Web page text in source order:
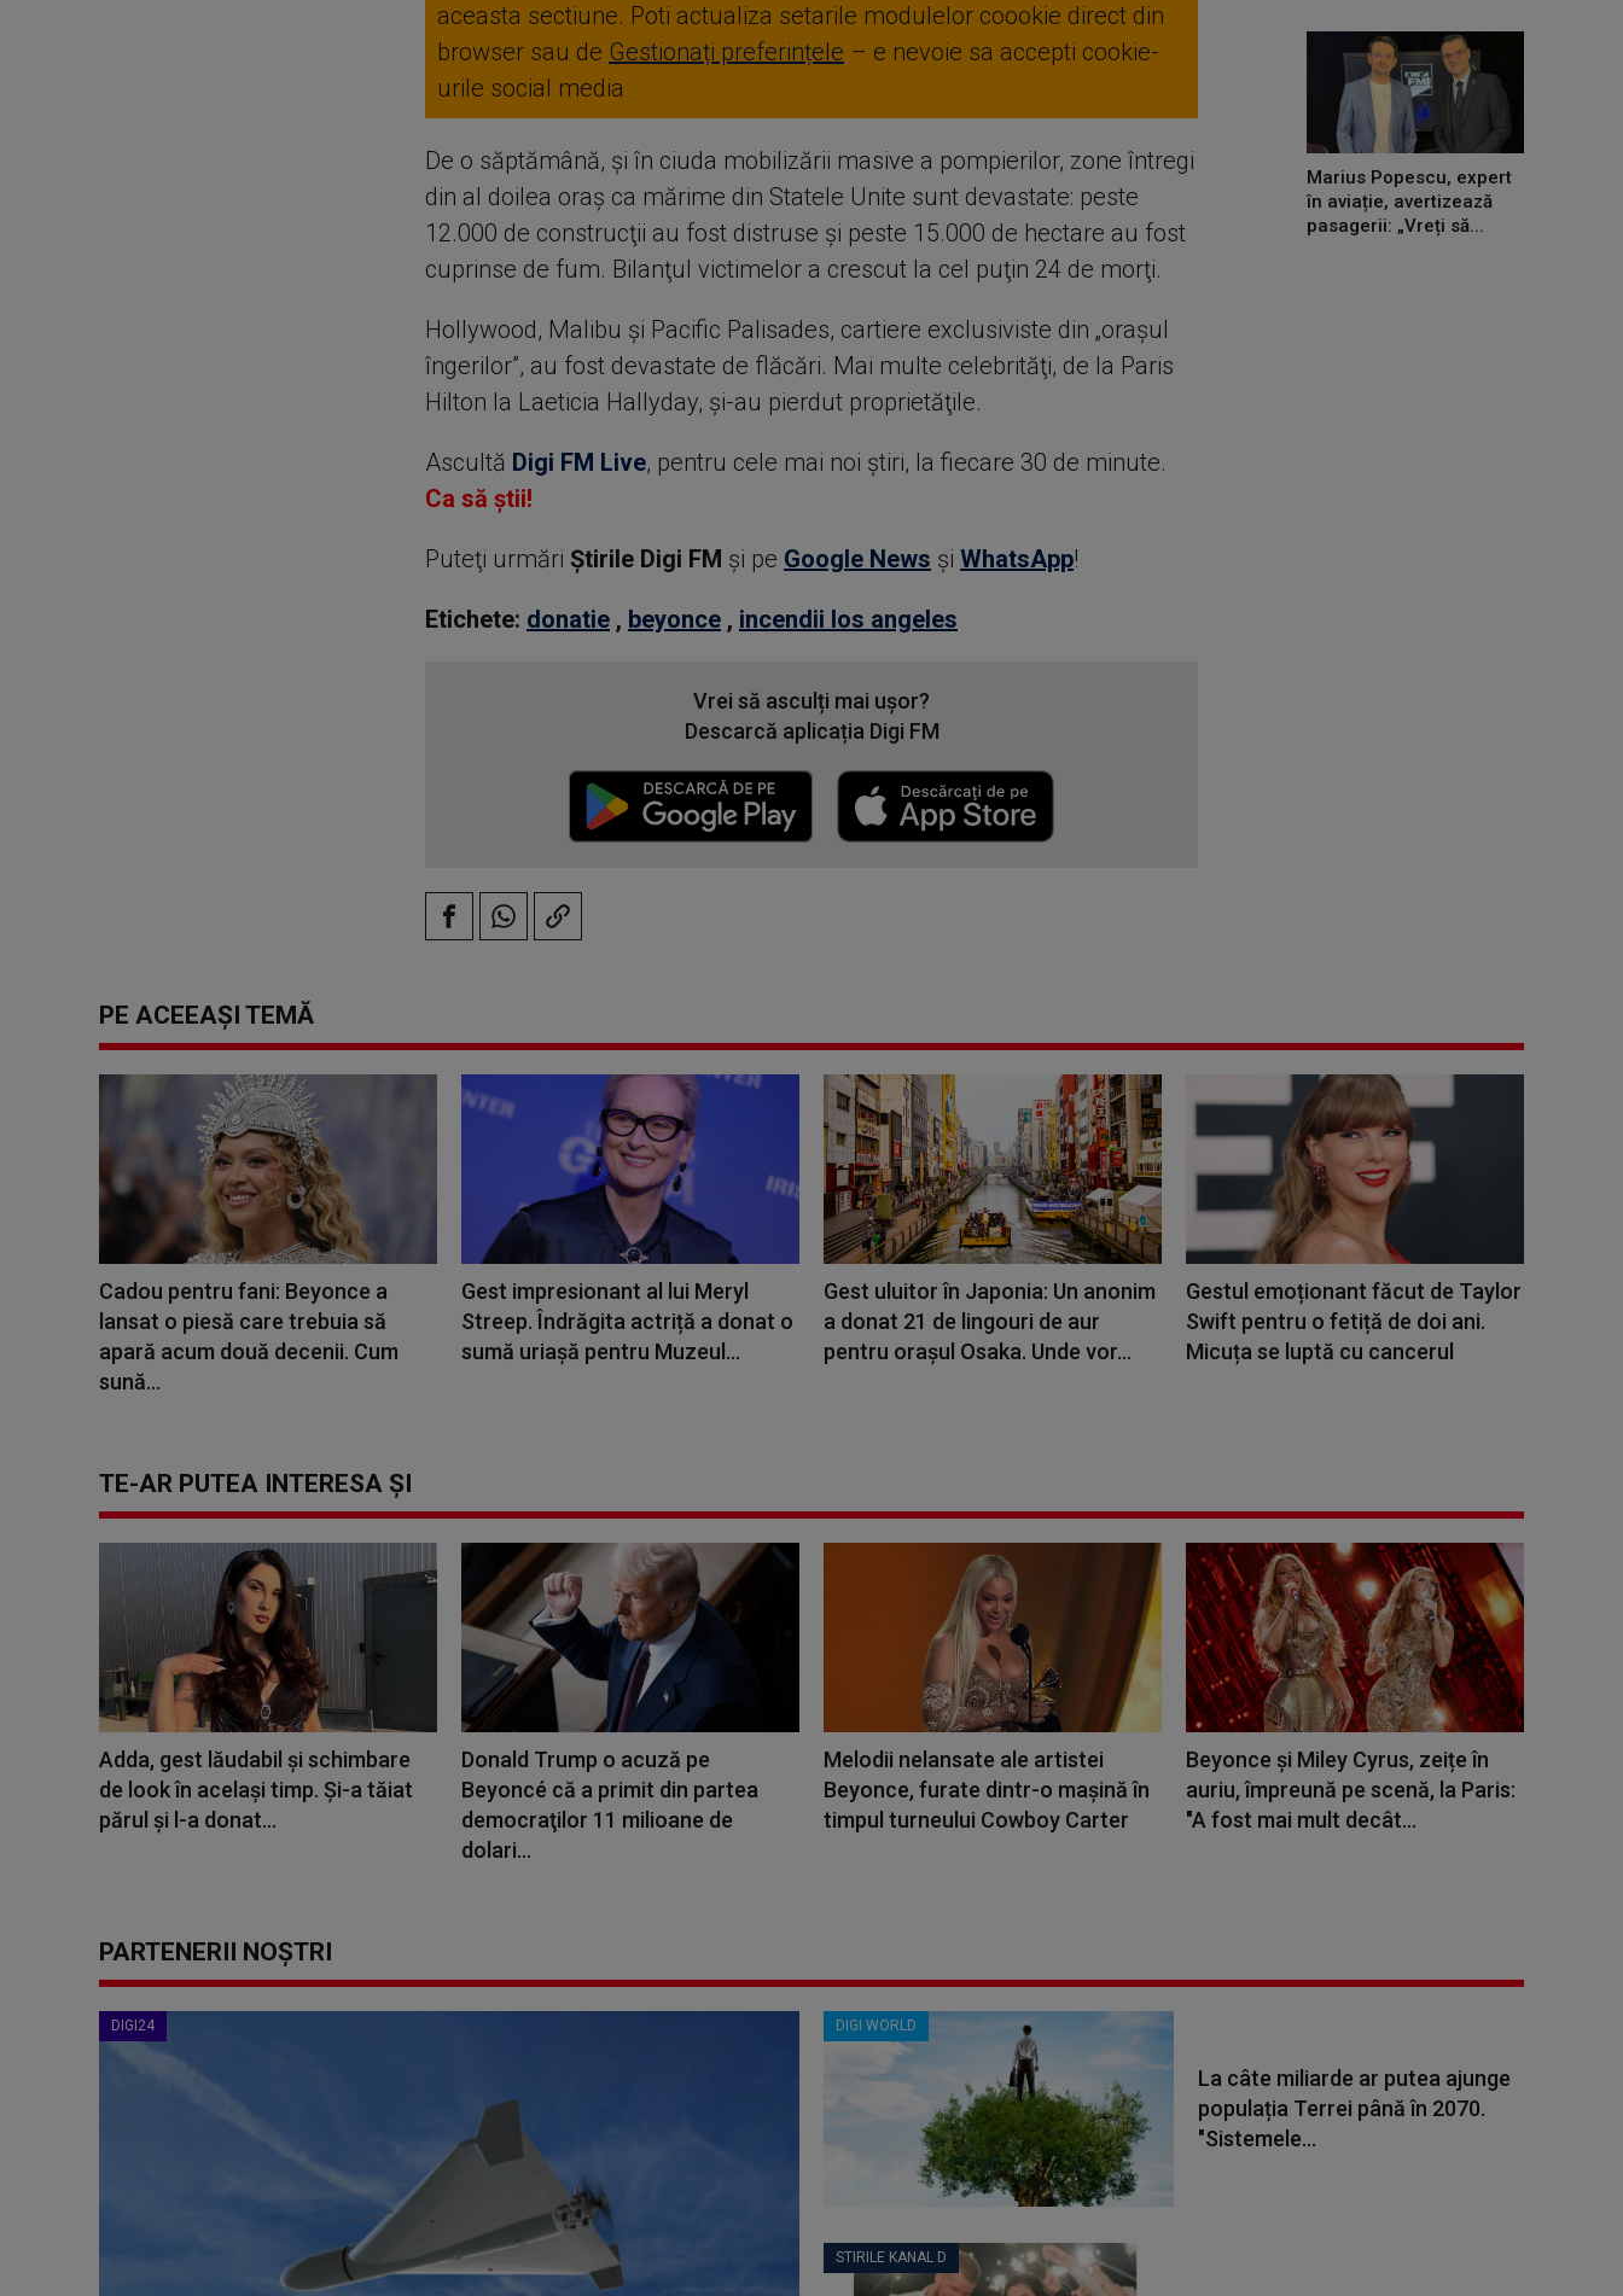
aceasta sectiune. Poti actualiza setarile modulelor coookie direct din
browser sau de Gestionați preferințele – e nevoie sa accepti cookie-
urile social media
De o săptămână, şi în ciuda mobilizării masive a pompierilor, zone întregi
din al doilea oraş ca mărime din Statele Unite sunt devastate: peste
12.000 de construcţii au fost distruse şi peste 15.000 de hectare au fost
cuprinse de fum. Bilanţul victimelor a crescut la cel puţin 24 de morţi.
Hollywood, Malibu şi Pacific Palisades, cartiere exclusiviste din „oraşul
îngerilor”, au fost devastate de flăcări. Mai multe celebrităţi, de la Paris
Hilton la Laeticia Hallyday, şi-au pierdut proprietăţile.
Ascultă Digi FM Live, pentru cele mai noi știri, la fiecare 30 de minute.
Ca să știi!
Puteţi urmări Știrile Digi FM şi pe Google News şi WhatsApp!
Etichete: donatie, beyonce, incendii los angeles
Vrei să asculți mai ușor?
Descarcă aplicația Digi FM
Marius Popescu, expert
în aviație, avertizează
pasagerii: „Vreți să...
PE ACEEAȘI TEMĂ
Cadou pentru fani: Beyonce a
lansat o piesă care trebuia să
apară acum două decenii. Cum
sună...
Gest impresionant al lui Meryl
Streep. Îndrăgita actriță a donat o
sumă uriașă pentru Muzeul...
Gest uluitor în Japonia: Un anonim
a donat 21 de lingouri de aur
pentru orașul Osaka. Unde vor...
Gestul emoționant făcut de Taylor
Swift pentru o fetiță de doi ani.
Micuța se luptă cu cancerul
TE-AR PUTEA INTERESA ȘI
Adda, gest lăudabil și schimbare
de look în același timp. Și-a tăiat
părul și l-a donat...
Donald Trump o acuză pe
Beyoncé că a primit din partea
democraţilor 11 milioane de
dolari...
Melodii nelansate ale artistei
Beyonce, furate dintr-o maşină în
timpul turneului Cowboy Carter
Beyonce și Miley Cyrus, zeițe în
auriu, împreună pe scenă, la Paris:
"A fost mai mult decât...
PARTENERII NOȘTRI
DIGI24 DIGI WORLD
La câte miliarde ar putea ajunge
populația Terrei până în 2070.
"Sistemele...
STIRILE KANAL D